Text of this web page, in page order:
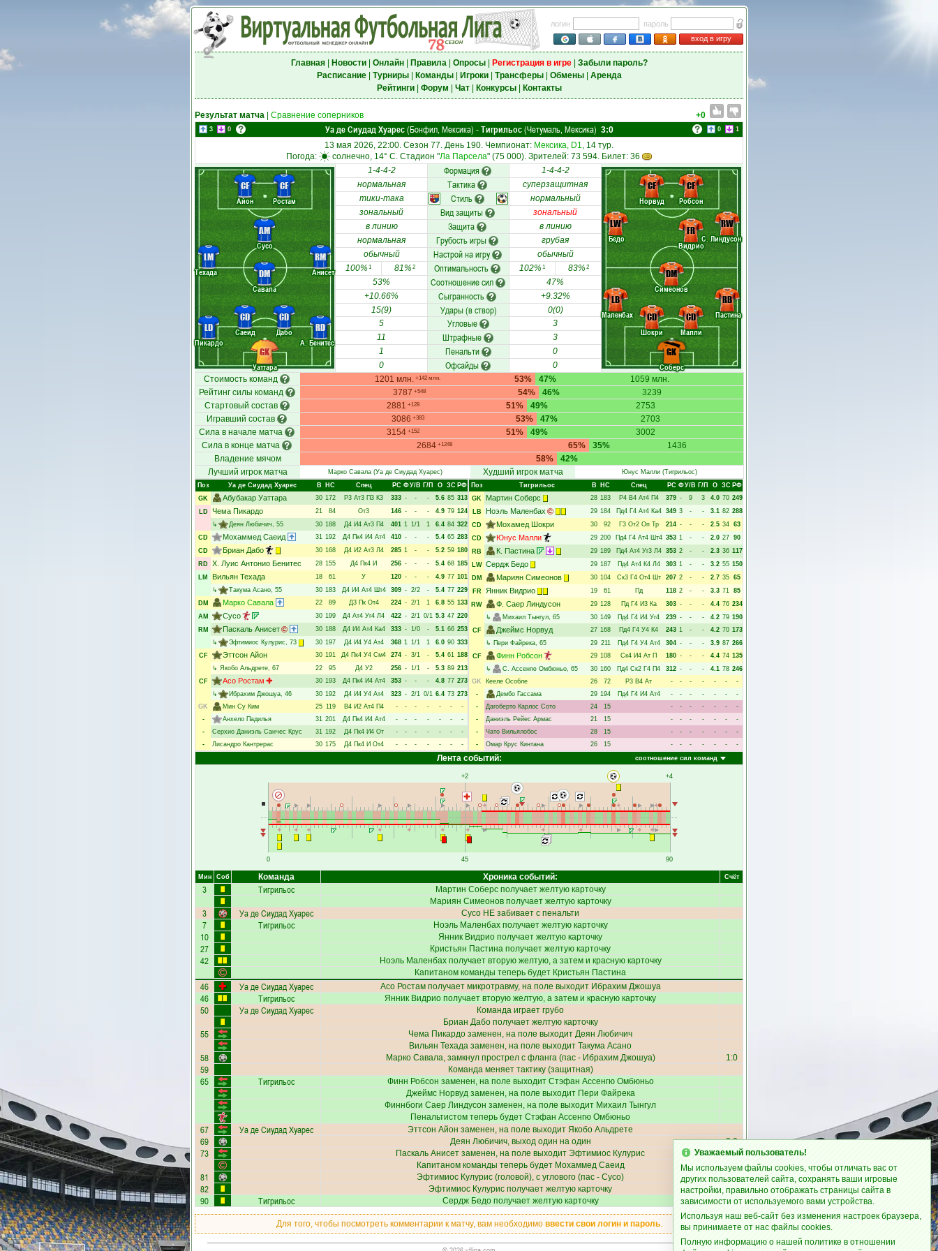
логин
пароль
вход в игру
Главная| Новости| Онлайн| Правила| Опросы| Регистрация в игре| Забыли пароль?
Расписание| Турниры| Команды| Игроки| Трансферы| Обмены| Аренда
Рейтинги| Форум Чат| Конкурсы| Контакты
Результат матча Сравнение соперников +0
3 0 Уа де Сиудад Хуарес(Бонфил, Мексика) - Тигрильос(Четумаль, Мексика) 3:0 0 1
13 мая 2026, 22:00. Сезон 77. День 190. Чемпионат: Мексика, D1, 14 тур.
Погода:
солнечно, 14° C. Стадион "Ла Парсела" (75 000). Зрителей: 73 594. Билет: 36
Уаттара
Пикардо
Саеид
Дабо
А. Бенитес
Техада
Савала
Сусо
Анисет
Айон Ростам
GK
LD
CD
CD
RD
LM
DM
AM
RM
CF CF
1-4-4-2 Формация 1-4-4-2
Соберс
Маленбах
Шокри
Малли
Пастина
Бедо
Симеонов
Видрио
С. Линдусон
Норвуд Робсон
GK
LB
CD
CD
RB
LW
DM
FR
RW
CF CF
нормальная Тактика
суперзащитная
тики-така
Стиль
нормальный
зональный
Вид защиты
зональный
в линию
Защита
в линию
нормальная
Грубость игры
грубая
обычный
Настрой на игру
обычный
100%1 81%2 Оптимальность 102%1 83%2
53% Соотношение сил
47%
+10.66%
Сыгранность
+9.32%
15(9)
Удары (в створ)
0(0)
5
Угловые
3
11
Штрафные
3
1
Пенальти
0
0
Офсайды
0
Стоимость команд
1201 млн. +142 млн. 53% 1059 млн.
47%
Рейтинг силы команд
3787 +548 54% 3239
46%
Стартовый состав
2881 +128 51% 2753
49%
Игравший состав
3086 +383 53% 2703
47%
Сила в начале матча
3154 +152 51% 3002
49%
Сила в конце матча
2684 +1248 65% 1436
35%
Владение мячом
58%
42%
Лучший игрок матча
Марко Савала (Уа де Сиудад Хуарес) Худший игрок матча Юнус Малли(Тигрильос)
Поз
Уа де Сиудад Хуарес В НC Спец РC ФУ/В Г/П О ЗС РФ
GK
Абубакар Уаттара 30 172 Р3 Ат3 П3 К3 333 - - - 5.6 85 313
LD
Чема Пикардо 21 84 От3 146 - - - 4.9 79 124
↳
Деян Любичич, 55 30 188 Д4 И4 Ат3 П4 401 1 1/1 1 6.4 84 322
CD
Мохаммед Саеид 31 192 Д4 Пк4 И4 Ат4 410 - - - 5.4 65 283
CD
Бриан Дабо 30 168 Д4 И2 Ат3 Л4 285 1 - - 5.2 59 180
RD Х. Луис Антонио Бенитес 28 155 Д4 Пк4 И 256 - - - 5.4 68 185
LM
Вильян Техада 18 61 У 120 - - - 4.9 77 101
↳
Такума Асано, 55 30 183 Д4 И4 Ат4 Шт4 309 - 2/2 - 5.4 77 229
DM
Марко Савала 22 89 Д3 Пк От4 224 - 2/1 1 6.8 55 133
AM
Сусо 30 199 Д4 Ат4 Уг4 Л4 422 - 2/1 0/1 5.3 47 220
RM
Паскаль Анисет 30 188 Д4 И4 Ат4 Ка4 333 - 1/0 - 5.1 66 253
↳
Эфтимиос Кулурис, 73 30 197 Д4 И4 У4 Ат4 368 1 1/1 1 6.0 90 333
CF
Эттсон Айон 30 191 Д4 Пк4 У4 См4 274 - 3/1 - 5.4 61 188
↳ Якобо Альдрете, 67 22 95 Д4 У2 256 - 1/1 - 5.3 89 213
CF
Асо Ростам 30 193 Д4 Пк4 И4 Ат4 353 - - - 4.8 77 273
↳
Ибрахим Джошуа, 46 30 192 Д4 И4 У4 Ат4 323 - 2/1 0/1 6.4 73 273
GK
Мин Су Ким 25 119 В4 И2 Ат4 П4 - - - - - -
-
-
Анхело Падилья 31 201 Д4 Пк4 И4 Ат4 - - - - - -
-
-
Серхио Даниэль Санчес Крус 31 192 Д4 Пк4 И4 От - - - - - -
-
-
Лисандро Кантрерас 30 175 Д4 Пк4 И От4 - - - - - - -
Поз Тигрильос В НC Спец РC ФУ/В Г/П О ЗС РФ
GK
Мартин Соберс 28 183 Р4 В4 Ат4 П4 379 - 9 3 4.0 70 249
LB
Ноэль Маленбах 29 184 Пд4 Г4 Ат4 Ка4 349 3 - - 3.1 82 288
CD
Мохамед Шокри 30 92 Г3 От2 Оп Тр 214 - - - 2.5 34 63
CD
Юнус Малли 29 200 Пд4 Г4 Ат4 Шт4 353 1 - - 2.0 27 90
RB
К. Пастина 29 189 Пд4 Ат4 Уг3 Л4 353 2 - - 2.3 36 117
LW Сердж Бедо 29 187 Пд4 Ат4 К4 Л4 303 1 - - 3.2 55 150
DM
Мариян Симеонов 30 104 Ск3 Г4 От4 Шт 207 2 - - 2.7 35 65
FR
Янник Видрио 19 61 Пд 118 2 - - 3.3 71 85
RW
Ф. Саер Линдусон 29 128 Пд Г4 И3 Ка 303 - - - 4.4 76 234
↳
Михаил Тынгул, 65 30 149 Пд4 Г4 И4 Уг4 239 - - - 4.2 79 190
CF
Джеймс Норвуд 27 168 Пд4 Г4 У4 К4 243 1 - - 4.2 70 173
↳ Пери Файрека, 65 29 211 Пд4 Г4 У4 Ат4 304 - - - 3.9 87 266
CF
Финн Робсон 29 108 Ск4 И4 Ат П 180 - - - 4.4 74 135
↳
С. Ассенгю Омбюньо, 65 30 160 Пд4 Ск2 Г4 П4 312 - - - 4.1 78 246
GK
Кееле Особле 26 72 Р3 В4 Ат - - - - - -
-
-
Дембо Гассама 29 194 Пд4 Г4 И4 Ат4 - - - - - -
-
-
Дагоберто Карлос Сото 24 15 - - - - - -
-
-
Даниэль Рейес Армас 21 15 - - - - - -
-
-
Чато Вильялобос 28 15 - - - - - -
-
-
Омар Крус Кинтана 26 15 - - - - - -
-
соотношение сил команд
Лента событий:
0
+2
45
+4
90
Мин Соб Команда Хроника событий: Счёт
3 Тигрильос Мартин Соберсполучает желтую карточку
Мариян Симеоновполучает желтую карточку
3 Уа де Сиудад Хуарес Сусо НЕ забивает с пенальти
7 Тигрильос Ноэль Маленбахполучает желтую карточку
10 Янник Видрио получает желтую карточку
27 Кристьян Пастина получает желтую карточку
42 Ноэль Маленбахполучает вторую желтую, а затем и красную карточку
Капитаном команды теперь будет Кристьян Пастина
46 Уа де Сиудад Хуарес Асо Ростамполучает микротравму, на поле выходит Ибрахим Джошуа
46 Тигрильос Янник Видрио получает вторую желтую, а затем и красную карточку
50 Уа де Сиудад Хуарес
Команда играет грубо
Бриан Дабополучает желтую карточку
55 Чема Пикардо заменен, на поле выходит Деян Любичич
Вильян Техада заменен, на поле выходит Такума Асано
58 Марко Савала, замкнул прострел с фланга (пас - Ибрахим Джошуа) 1:0
59 Команда меняет тактику (защитная)
65 Тигрильос Финн Робсон заменен, на поле выходит Стэфан Ассенгю Омбюньо
Джеймс Норвудзаменен, на поле выходит Пери Файрека
Финнбоги Саер Линдусон заменен, на поле выходит Михаил Тынгул
Пенальтистом теперь будет Стэфан Ассенгю Омбюньо
67 Уа де Сиудад Хуарес Эттсон Айон заменен, на поле выходит Якобо Альдрете
69 Деян Любичич, выход один на один 2:0
73 Паскаль Анисет заменен, на поле выходит Эфтимиос Кулурис
Капитаном команды теперь будет Мохаммед Саеид
81 Эфтимиос Кулурис (головой), с углового (пас - Сусо) 3:0
82 Эфтимиос Кулурис получает желтую карточку
90 Тигрильос Сердж Бедополучает желтую карточку
Для того, чтобы посмотреть комментарии к матчу, вам необходимо ввести свои логин и пароль.
Уважаемый пользователь!
Мы используем файлы cookies, чтобы отличать вас от
других пользователей сайта, сохранять ваши игровые
настройки, правильно отображать страницы сайта в
зависимости от используемого вами устройства.
Используя наш веб-сайт без изменения настроек браузера,
вы принимаете от нас файлы cookies.
Полную информацию о нашей политике в отношении